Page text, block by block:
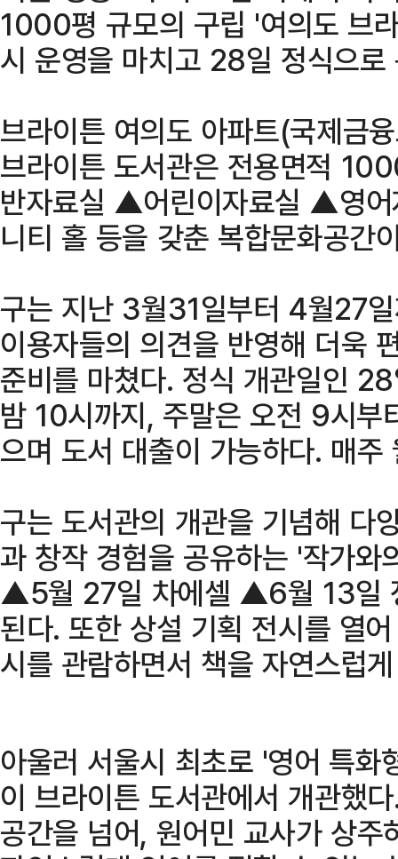
1000평 규모의 구립 '여의도 브
시 운영을 마치고 28일 정식으로
브라이튼 여의도 아파트(국제금
브라이튼 도서관은 전용면적
반자료실 ▲어린이자료실 ▲영
니티 홀 등을 갖춘 복합문화공간
구는 지난 3월31일부터 4월27
이용자들의 의견을 반영해 더욱
준비를 마쳤다. 정식 개관일인
밤 10시까지, 주말은 오전 9시
으며 도서 대출이 가능하다. 매
구는 도서관의 개관을 기념해 다
과 창작 경험을 공유하는 '작가
▲5월 27일 차에셀 ▲6월 13일
된다. 또한 상설 기획 전시를 열
시를 관람하면서 책을 자연스럽
아울러 서울시 최초로 '영어 특화
이 브라이튼 도서관에서 개관했
공간을 넘어, 원어민 교사가 상